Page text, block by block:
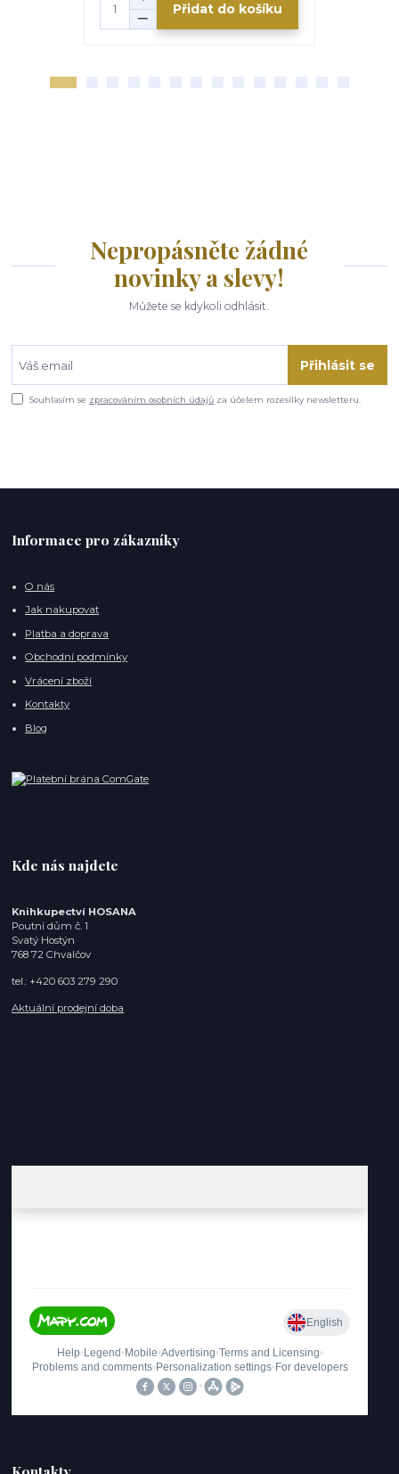
Přidat do košíku
Nepropásněte žádné
novinky a slevy!
Můžete se kdykoli odhlásit.
Přihlásit se
Souhlasím se zpracováním osobních údajů za účelem rozesílky newsletteru.
Informace pro zákazníky
O nás
Jak nakupovat
Platba a doprava
Obchodní podmínky
Vrácení zboží
Kontakty
Blog
Kde nás najdete
Knihkupectví HOSANA
Poutní dům č. 1
Svatý Hostýn
768 72 Chvalčov
tel.: +420 603 279 290
Aktuální prodejní doba